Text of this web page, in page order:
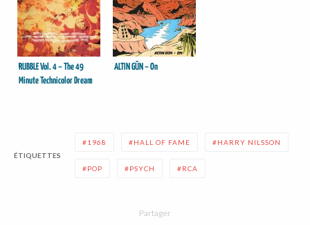
RUBBLE Vol. 4 – The 49
Minute Technicolor Dream
ALTIN GÜN – On
ÉTIQUETTES
1968 HALL OF FAME HARRY NILSSON
POP PSYCH RCA
Partager